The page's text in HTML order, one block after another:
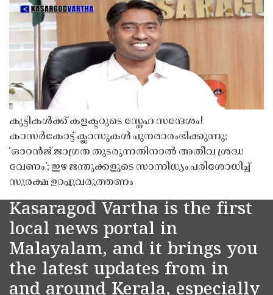
കുട്ടികൾക്ക് കളക്ടറുടെ സ്നേഹ സന്ദേശം!
കാസർകോട്ട് ക്ലാസുകൾ പുനരാരംഭിക്കുന്നു;
‘ഓറൻജ് ജാഗ്രത തുടരുന്നതിനാൽ അതീവ ശ്രദ്ധ
വേണം’; ഇഴ ജന്തുക്കളുടെ സാന്നിധ്യം പരിശോധിച്ച്
സുരക്ഷ ഉറപ്പുവരുത്തണം
Kasaragod Vartha is the first
local news portal in
Malayalam, and it brings you
the latest updates from in
and around Kerala, especially